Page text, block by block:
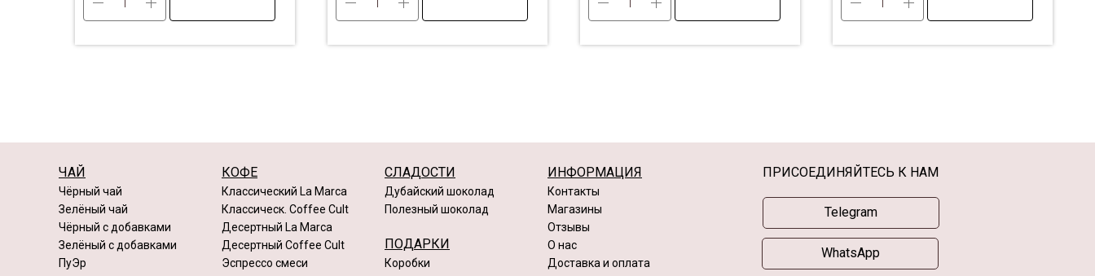
ЧАЙ
Чёрный чай
Зелёный чай
Чёрный с добавками
Классическ. Coffee Cult
Зелёный с добавками
ПуЭр
Классический La Marca
КОФЕ
Десертный Coffee Cult
Десертный La Marca
Эспрессо смеси
СЛАДОСТИ
Дубайский шоколад
Полезный шоколад
ПОДАРКИ
Коробки
ИНФОРМАЦИЯ
Контакты
Магазины
Отзывы
О нас
Доставка и оплата
ПРИСОЕДИНЯЙТЕСЬ К НАМ
Telegram
WhatsApp